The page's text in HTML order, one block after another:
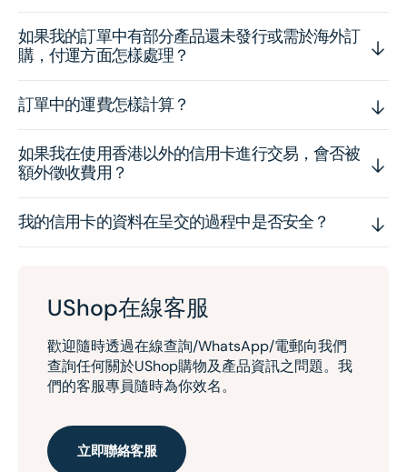
如果我的訂單中有部分產品還未發行或需於海外訂
購，付運方面怎樣處理？
訂單中的運費怎樣計算？
如果我在使用香港以外的信用卡進行交易，會否被
額外徵收費用？
我的信用卡的資料在呈交的過程中是否安全？
UShop在線客服
歡迎隨時透過在線查詢/WhatsApp/電郵向我們
查詢任何關於UShop購物及產品資訊之問題。我
們的客服專員隨時為你效名。
立即聯絡客服